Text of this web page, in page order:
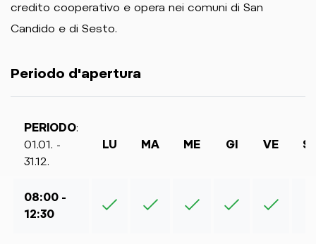
credito cooperativo e opera nei comuni di San
Candido e di Sesto.
Periodo d'apertura
PERIODO:
01.01. -
31.12.
LU MA ME GI VE
08:00 -
12:30